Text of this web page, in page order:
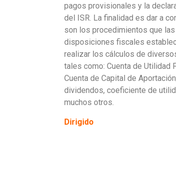
pagos provisionales y la
del ISR. La finalidad es dar a
son los procedimientos que las
disposiciones fiscales
realizar los cálculos de
tales como: Cuenta de Utilidad
Cuenta de Capital de
dividendos, coeficiente de
muchos otros.
Dirigido